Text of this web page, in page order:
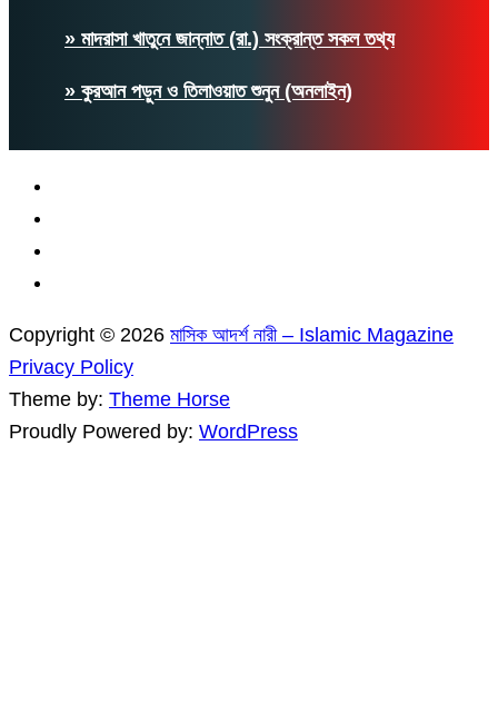
» মাদরাসা খাতুনে জান্নাত (রা.) সংক্রান্ত সকল তথ্য
» কুরআন পড়ুন ও তিলাওয়াত শুনুন (অনলাইন)
Copyright © 2026 মাসিক আদর্শ নারী – Islamic Magazine
Privacy Policy
Theme by: Theme Horse
Proudly Powered by: WordPress